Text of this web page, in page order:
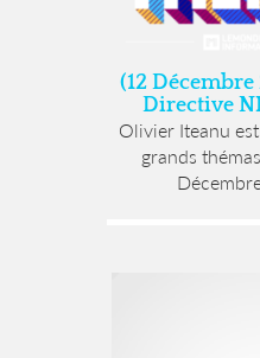
(12
Directive
Olivier Iteanu
grands